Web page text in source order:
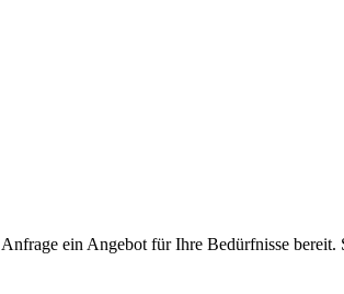
ein Angebot für Ihre Bedürfnisse bereit.